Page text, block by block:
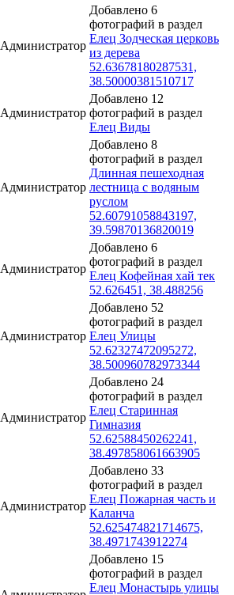
Администратор
Добавлено 6
фотографий в раздел
Елец Зодческая церковь
из дерева
52.63678180287531,
38.50000381510717
Администратор
Добавлено 12
фотографий в раздел
Елец Виды
Администратор
Добавлено 8
фотографий в раздел
Длинная пешеходная
лестница с водяным
руслом
52.60791058843197,
39.59870136820019
Администратор
Добавлено 6
фотографий в раздел
Елец Кофейная хай тек
52.626451, 38.488256
Администратор
Добавлено 52
фотографий в раздел
Елец Улицы
52.62327472095272,
38.500960782973344
Администратор
Добавлено 24
фотографий в раздел
Елец Старинная
Гимназия
52.62588450262241,
38.497858061663905
Администратор
Добавлено 33
фотографий в раздел
Елец Пожарная часть и
Каланча
52.625474821714675,
38.4971743912274
Добавлено 15
фотографий в раздел
Елец Монастырь улицы